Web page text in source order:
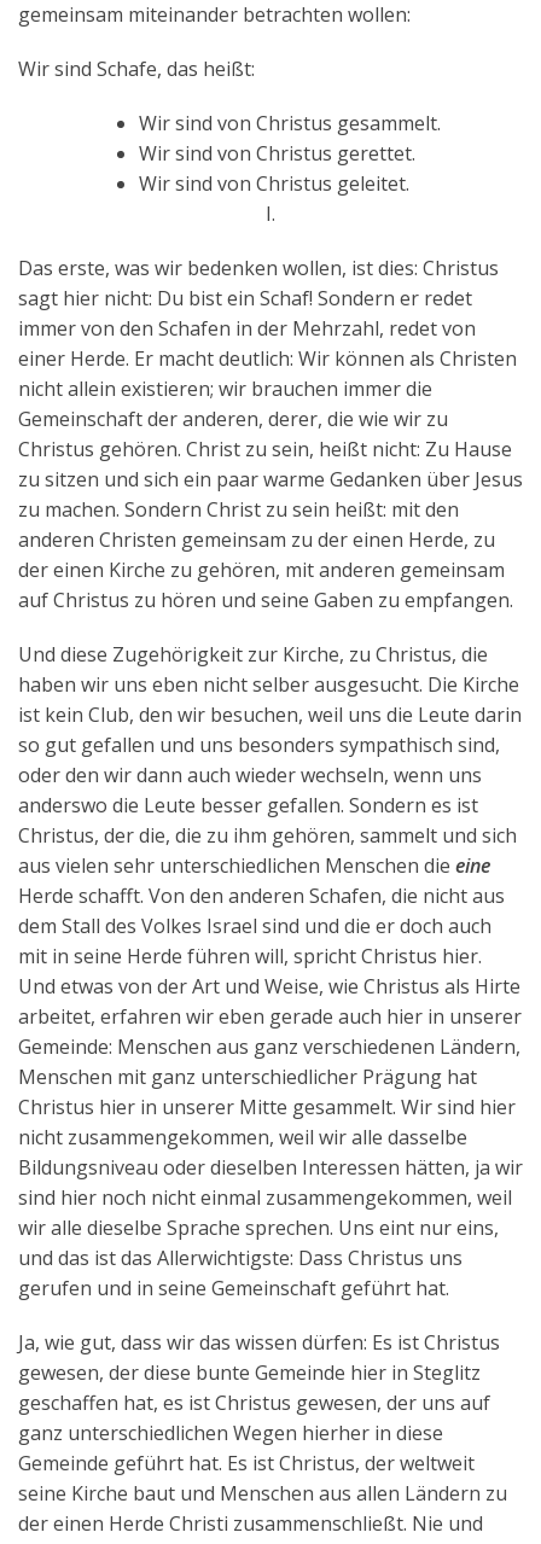
gemeinsam miteinander betrachten wollen:
Wir sind Schafe, das heißt:
Wir sind von Christus gesammelt.
Wir sind von Christus gerettet.
Wir sind von Christus geleitet.
I.
Das erste, was wir bedenken wollen, ist dies: Christus
sagt hier nicht: Du bist ein Schaf! Sondern er redet
immer von den Schafen in der Mehrzahl, redet von
einer Herde. Er macht deutlich: Wir können als Christen
nicht allein existieren; wir brauchen immer die
Gemeinschaft der anderen, derer, die wie wir zu
Christus gehören. Christ zu sein, heißt nicht: Zu Hause
zu sitzen und sich ein paar warme Gedanken über Jesus
zu machen. Sondern Christ zu sein heißt: mit den
anderen Christen gemeinsam zu der einen Herde, zu
der einen Kirche zu gehören, mit anderen gemeinsam
auf Christus zu hören und seine Gaben zu empfangen.
Und diese Zugehörigkeit zur Kirche, zu Christus, die
haben wir uns eben nicht selber ausgesucht. Die Kirche
ist kein Club, den wir besuchen, weil uns die Leute darin
so gut gefallen und uns besonders sympathisch sind,
oder den wir dann auch wieder wechseln, wenn uns
anderswo die Leute besser gefallen. Sondern es ist
Christus, der die, die zu ihm gehören, sammelt und sich
aus vielen sehr unterschiedlichen Menschen die eine
Herde schafft. Von den anderen Schafen, die nicht aus
dem Stall des Volkes Israel sind und die er doch auch
mit in seine Herde führen will, spricht Christus hier.
Und etwas von der Art und Weise, wie Christus als Hirte
arbeitet, erfahren wir eben gerade auch hier in unserer
Gemeinde: Menschen aus ganz verschiedenen Ländern,
Menschen mit ganz unterschiedlicher Prägung hat
Christus hier in unserer Mitte gesammelt. Wir sind hier
nicht zusammengekommen, weil wir alle dasselbe
Bildungsniveau oder dieselben Interessen hätten, ja wir
sind hier noch nicht einmal zusammengekommen, weil
wir alle dieselbe Sprache sprechen. Uns eint nur eins,
und das ist das Allerwichtigste: Dass Christus uns
gerufen und in seine Gemeinschaft geführt hat.
Ja, wie gut, dass wir das wissen dürfen: Es ist Christus
gewesen, der diese bunte Gemeinde hier in Steglitz
geschaffen hat, es ist Christus gewesen, der uns auf
ganz unterschiedlichen Wegen hierher in diese
Gemeinde geführt hat. Es ist Christus, der weltweit
seine Kirche baut und Menschen aus allen Ländern zu
der einen Herde Christi zusammenschließt. Nie und